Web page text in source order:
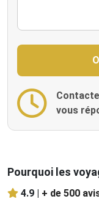
vous
Pourquoi les
4.9 | + de 500